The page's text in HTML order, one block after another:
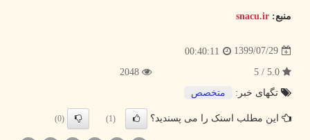
منبع: snacu.ir
1399/07/29
00:40:11
تگهای خبر:
متخصص
این مطلب اسنک را می پسندید؟ (1)
(0)